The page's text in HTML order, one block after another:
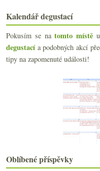
TOP 10 vinných setkání
2022
► (239)
► (239)
►2012(254)
Kalendář degustací
Pokusím se natomto místě
degustacía podobných akcí
tipy na zapomenuté události!
Oblíbené příspěvky